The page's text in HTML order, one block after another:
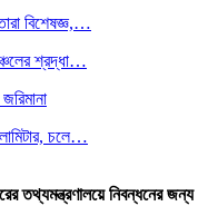
বিশেষজ্ঞ,…
শ্রদ্ধা…
চলে…
তথ্যমন্ত্রণালয়ে নিবন্ধনের জন্য